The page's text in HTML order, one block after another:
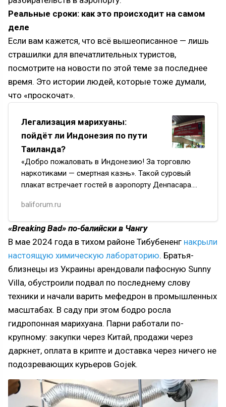
Реальные сроки: как это происходит на самом
деле
Если вам кажется, что всё вышеописанное — лишь
страшилки для впечатлительных туристов,
посмотрите на новости по этой теме за последнее
время. Это истории людей, которые тоже думали,
что «проскочат».
Легализация марихуаны:
пойдёт ли Индонезия по пути
Таиланда?
«Добро пожаловать в Индонезию! За торговлю
наркотиками — смертная казнь». Такой суровый
плакат встречает гостей в аэропорту Денпасара.
baliforum.ru
«Breaking Bad» по-балийски в Чангу
В мае 2024 года в тихом районе Тибубененг накрыли
настоящую химическую лабораторию. Братья-
близнецы из Украины арендовали пафосную Sunny
Villa, обустроили подвал по последнему слову
техники и начали варить мефедрон в промышленных
масштабах. В саду при этом бодро росла
гидропонная марихуана. Парни работали по-
крупному: закупки через Китай, продажи через
даркнет, оплата в крипте и доставка через ничего не
подозревающих курьеров Gojek.